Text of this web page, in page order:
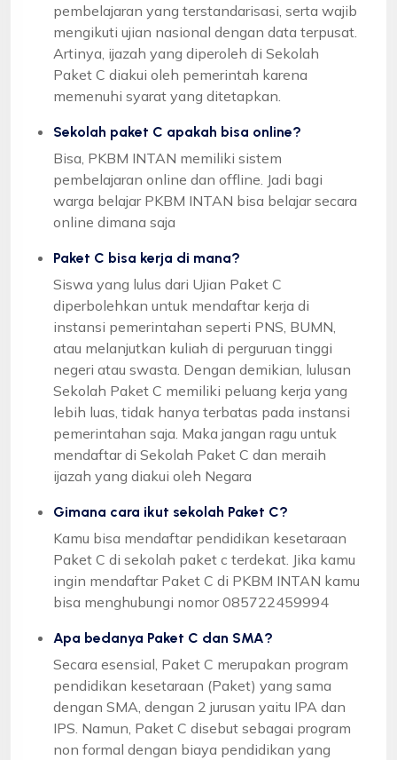
pembelajaran yang terstandarisasi, serta wajib
mengikuti ujian nasional dengan data terpusat.
Artinya, ijazah yang diperoleh di Sekolah
Paket C diakui oleh pemerintah karena
memenuhi syarat yang ditetapkan.
Sekolah paket C apakah bisa online?
Bisa, PKBM INTAN memiliki sistem
pembelajaran online dan offline. Jadi bagi
warga belajar PKBM INTAN bisa belajar secara
online dimana saja
Paket C bisa kerja di mana?
Siswa yang lulus dari Ujian Paket C
diperbolehkan untuk mendaftar kerja di
instansi pemerintahan seperti PNS, BUMN,
atau melanjutkan kuliah di perguruan tinggi
negeri atau swasta. Dengan demikian, lulusan
Sekolah Paket C memiliki peluang kerja yang
lebih luas, tidak hanya terbatas pada instansi
pemerintahan saja. Maka jangan ragu untuk
mendaftar di Sekolah Paket C dan meraih
ijazah yang diakui oleh Negara
Gimana cara ikut sekolah Paket C?
Kamu bisa mendaftar pendidikan kesetaraan
Paket C di sekolah paket c terdekat. Jika kamu
ingin mendaftar Paket C di PKBM INTAN kamu
bisa menghubungi nomor 085722459994
Apa bedanya Paket C dan SMA?
Secara esensial, Paket C merupakan program
pendidikan kesetaraan (Paket) yang sama
dengan SMA, dengan 2 jurusan yaitu IPA dan
IPS. Namun, Paket C disebut sebagai program
non formal dengan biaya pendidikan yang